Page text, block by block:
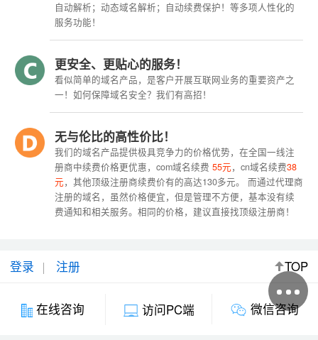
自动解析；动态域名解析；自动续费保护！等多项人性化的
服务功能！
更安全、更贴心的服务！
看似简单的域名产品，是客户开展互联网业务的重要资产之
一！如何保障域名安全？我们有高招！
无与伦比的高性价比！
我们的域名产品提供极具竞争力的价格优势，在全国一线注
册商中续费价格更优惠，com域名续费 55元，cn域名续费38
元，其他顶级注册商续费价有的高达130多元。 而通过代理商
注册的域名，虽然价格便宜，但是管理不方便，基本没有续
费通知和相关服务。相同的价格，建议直接找顶级注册商！
登录 注册 TOP
在线咨询 访问PC端 微信咨询